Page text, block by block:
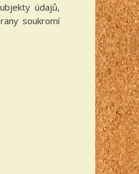
údajů,
soukromí